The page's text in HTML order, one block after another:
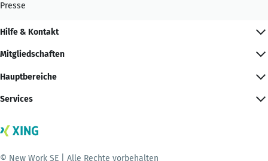
Presse
Hilfe & Kontakt
Mitgliedschaften
Hauptbereiche
Services
© New Work SE | Alle Rechte vorbehalten